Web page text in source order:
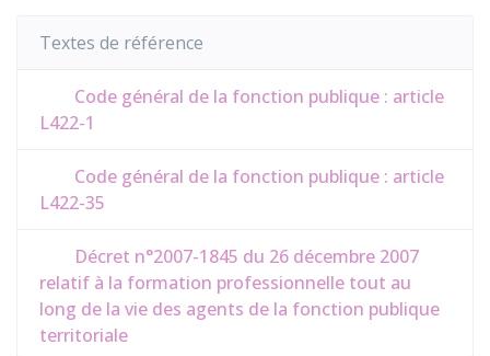
Textes de référence
Code général de la fonction publique : article
L422-1
Code général de la fonction publique : article
L422-35
Décret n°2007-1845 du 26 décembre 2007
relatif à la formation professionnelle tout au
long de la vie des agents de la fonction publique
territoriale